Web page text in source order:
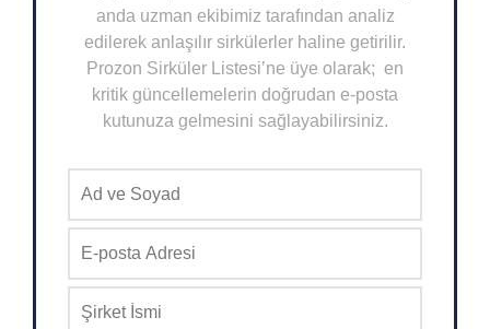
anda uzman ekibimiz tarafından analiz
edilerek anlaşılır sirkülerler haline getirilir.
Prozon Sirküler Listesi’ne üye olarak; en
kritik güncellemelerin doğrudan e-posta
kutunuza gelmesini sağlayabilirsiniz.